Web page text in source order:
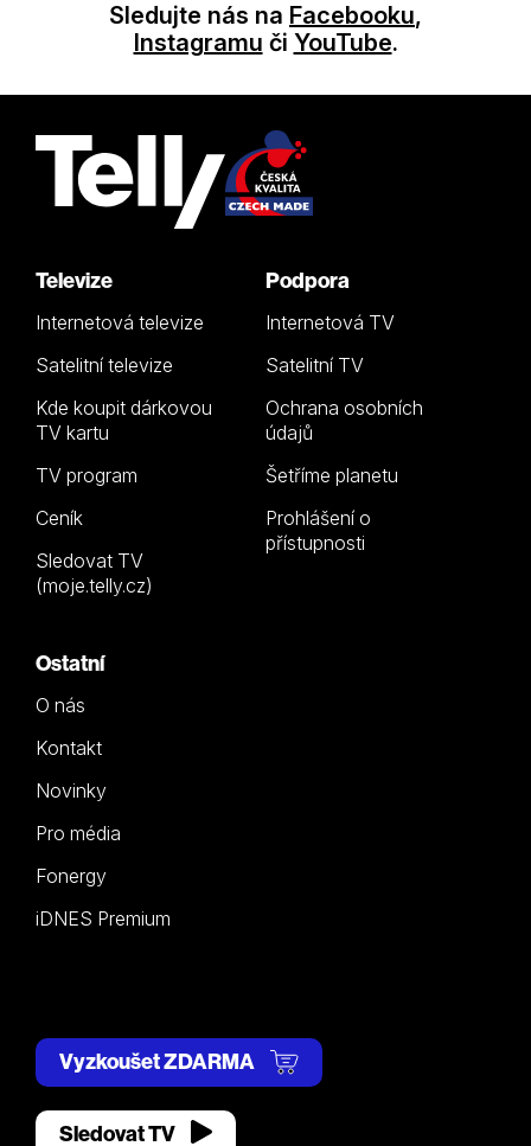
Sledujte nás na Facebooku,
Instagramu či YouTube.
Televize
Internetová televize
Satelitní televize
Kde koupit dárkovou
TV kartu
TV program
Ceník
Sledovat TV
(moje.telly.cz)
Podpora
Internetová TV
Satelitní TV
Ochrana osobních
údajů
Šetříme planetu
Prohlášení o
přístupnosti
Ostatní
O nás
Kontakt
Novinky
Pro média
Fonergy
iDNES Premium
Vyzkoušet ZDARMA
Sledovat TV